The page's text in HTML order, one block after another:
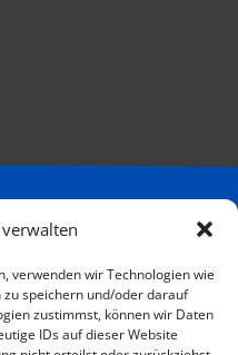
verwenden wir Technologien wie
speichern und/oder darauf
zustimmst, können wir Daten
IDs auf dieser Website